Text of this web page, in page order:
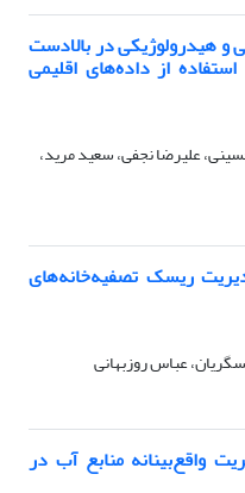
و هیدرولوژیکی در بالادست
از داده‌های اقلیمی
علیرضا نجفی، سعید مرید،
ریسک تصفیه‌خانه‌های
عباس روزبهانی
واقع‌بینانه منابع آب در